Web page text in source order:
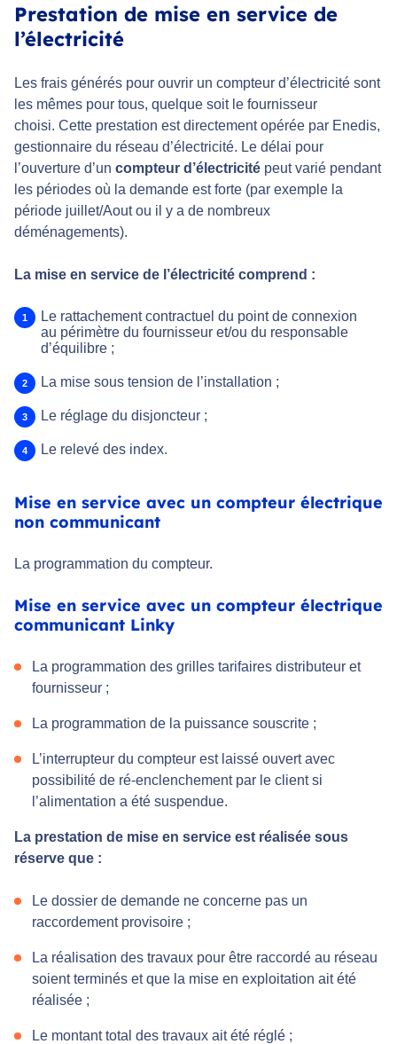
Prestation de mise en service de
l’électricité
Les frais générés pour ouvrir un compteur d’électricité sont
les mêmes pour tous, quelque soit le fournisseur
choisi. Cette prestation est directement opérée par Enedis,
gestionnaire du réseau d’électricité. Le délai pour
l’ouverture d’un compteur d’électricité peut varié pendant
les périodes où la demande est forte (par exemple la
période juillet/Aout ou il y a de nombreux
déménagements).
La mise en service de l’électricité comprend :
Le rattachement contractuel du point de connexion
au périmètre du fournisseur et/ou du responsable
d’équilibre ;
La mise sous tension de l’installation ;
Le réglage du disjoncteur ;
Le relevé des index.
Mise en service avec un compteur électrique
non communicant
La programmation du compteur.
Mise en service avec un compteur électrique
communicant Linky
La programmation des grilles tarifaires distributeur et
fournisseur ;
La programmation de la puissance souscrite ;
L’interrupteur du compteur est laissé ouvert avec
possibilité de ré-enclenchement par le client si
l’alimentation a été suspendue.
La prestation de mise en service est réalisée sous
réserve que :
Le dossier de demande ne concerne pas un
raccordement provisoire ;
La réalisation des travaux pour être raccordé au réseau
soient terminés et que la mise en exploitation ait été
réalisée ;
Le montant total des travaux ait été réglé ;